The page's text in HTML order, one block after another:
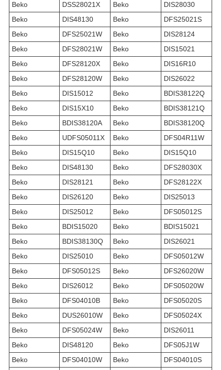
Beko
DSS28021X Beko
DIS28030
Beko
DIS48130 Beko
DFS25021S
Beko
DFS25021W Beko
DIS28124
Beko
DFS28021W Beko
DIS15021
Beko
DFS28120X Beko
DIS16R10
Beko
DFS28120W Beko
DIS26022
Beko
DIS15012 Beko
BDIS38122Q
Beko
DIS15X10 Beko
BDIS38121Q
Beko
BDIS38120A Beko
BDIS38120Q
Beko
UDFS05011X Beko
DFS04R11W
Beko
DIS15Q10 Beko
DIS15Q10
Beko
DIS48130 Beko
DFS28030X
Beko
DIS28121 Beko
DFS28122X
Beko
DIS26120 Beko
DIS25013
Beko
DIS25012 Beko
DFS05012S
Beko
BDIS15020 Beko
BDIS15021
Beko
BDIS38130Q Beko
DIS26021
Beko
DIS25010 Beko
DFS05012W
Beko
DFS05012S Beko
DFS26020W
Beko
DIS26012 Beko
DFS05020W
Beko
DFS04010B Beko
DFS05020S
Beko
DUS26010W Beko
DFS05024X
Beko
DFS05024W Beko
DIS26011
Beko
DIS48120 Beko
DFS05J1W
Beko
DFS04010W Beko
DFS04010S